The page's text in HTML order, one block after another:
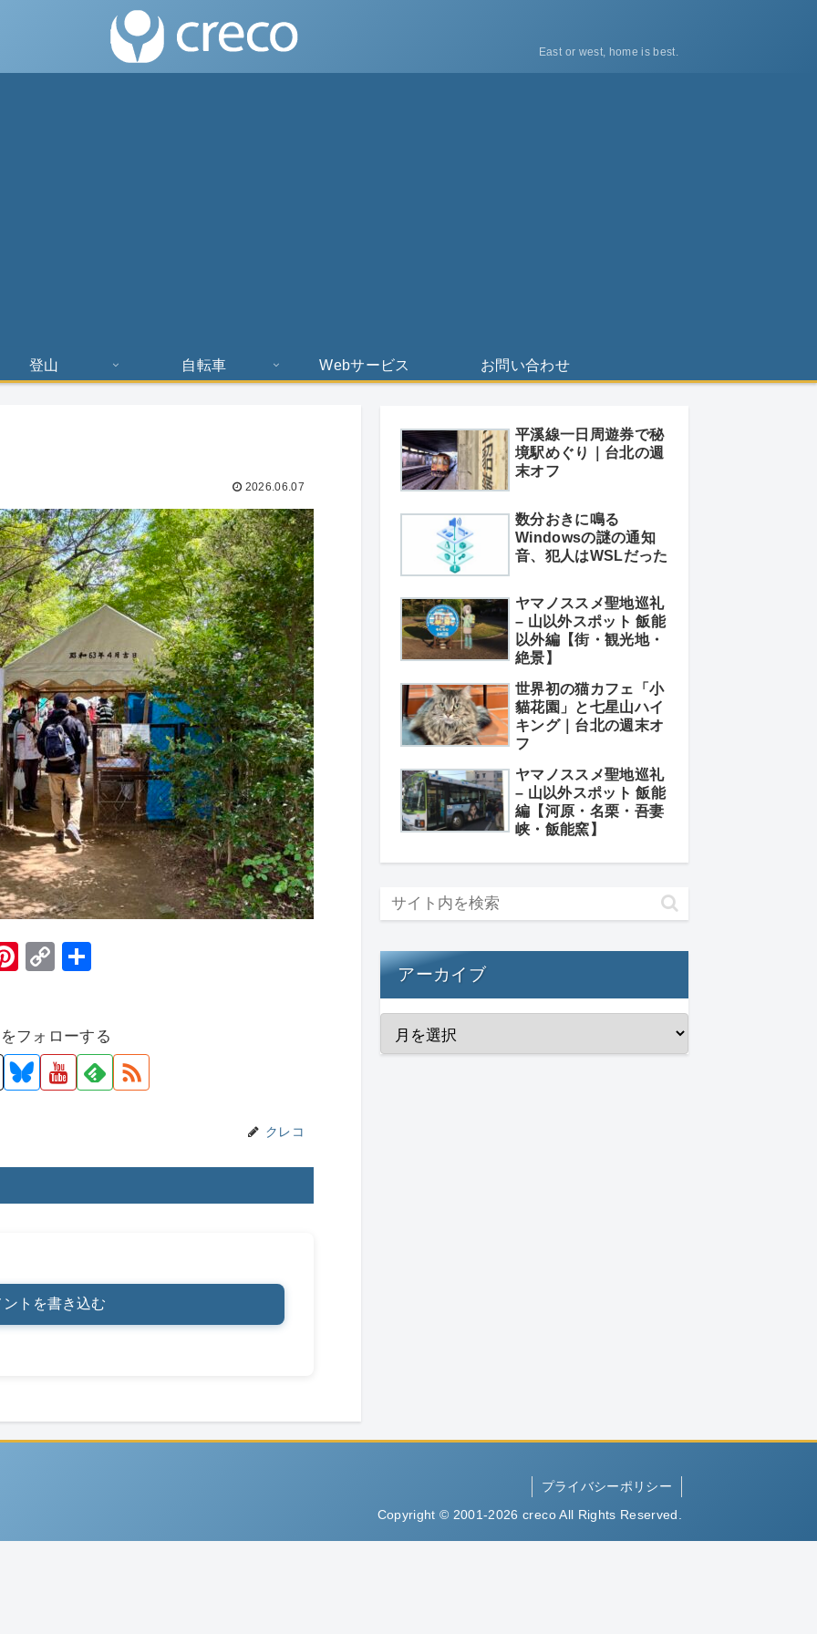
East or west, home is best.
登山 自転車 Webサービス お問い合わせ
2026.06.07
Pi
e
st
C
y
Li
フォローする
クレコ
ントを書き込む
平溪線一日周遊券で秘
境駅めぐり｜台北の週
末オフ
数分おきに鳴る
Windowsの謎の通知
音、犯人はWSLだった
ヤマノススメ聖地巡礼
– 山以外スポット 飯能
以外編【街・観光地・
絶景】
世界初の猫カフェ「小
貓花園」と七星山ハイ
キング｜台北の週末オ
フ
ヤマノススメ聖地巡礼
– 山以外スポット 飯能
編【河原・名栗・吾妻
峡・飯能窯】
アーカイブ
プライバシーポリシー
Copyright © 2001-2026 creco All Rights Reserved.